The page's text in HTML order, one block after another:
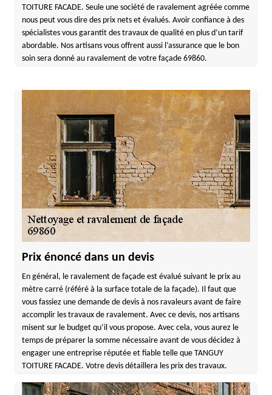
TOITURE FACADE. Seule une société de ravalement agréée comme
nous peut vous dire des prix nets et évalués. Avoir confiance à des
spécialistes vous garantit des travaux de qualité en plus d’un tarif
abordable. Nos artisans vous offrent aussi l’assurance que le bon
soin sera donné au ravalement de votre façade 69860.
Prix énoncé dans un devis
En général, le ravalement de façade est évalué suivant le prix au
mètre carré (référé à la surface totale de la façade). Il faut que
vous fassiez une demande de devis à nos ravaleurs avant de faire
accomplir les travaux de ravalement. Avec ce devis, nos artisans
misent sur le budget qu’il vous propose. Avec cela, vous aurez le
temps de préparer la somme nécessaire avant de vous décidez à
engager une entreprise réputée et fiable telle que TANGUY
TOITURE FACADE. Votre devis détaillera les prix des travaux.